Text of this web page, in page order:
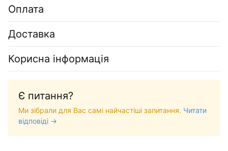
Оплата
Доставка
Корисна інформація
Є питання?
Ми зібрали для Вас самі найчастіші запитання. Читати
відповіді →